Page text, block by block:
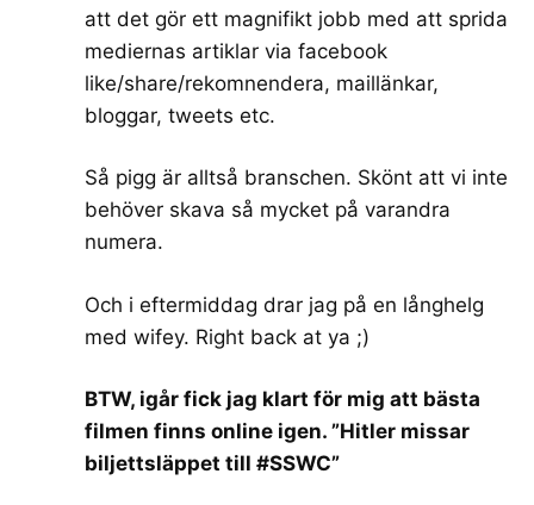
att det gör ett magnifikt jobb med att sprida
mediernas artiklar via facebook
like/share/rekomnendera, maillänkar,
bloggar, tweets etc.
Så pigg är alltså branschen. Skönt att vi inte
behöver skava så mycket på varandra
numera.
Och i eftermiddag drar jag på en långhelg
med wifey. Right back at ya ;)
BTW, igår fick jag klart för mig att bästa
filmen finns online igen. ”Hitler missar
biljettsläppet till #SSWC”